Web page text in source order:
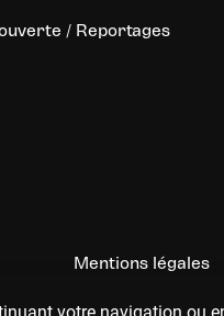
/ Reportages
Mentions légales